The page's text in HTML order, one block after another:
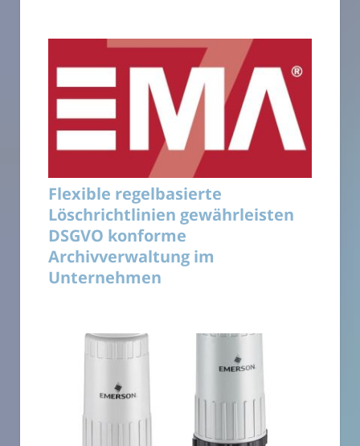
Flexible regelbasierte
Löschrichtlinien gewährleisten
DSGVO konforme
Archivverwaltung im
Unternehmen